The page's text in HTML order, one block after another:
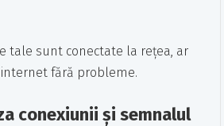
tale sunt conectate la rețea, ar
fără probleme.
conexiunii și semnalul